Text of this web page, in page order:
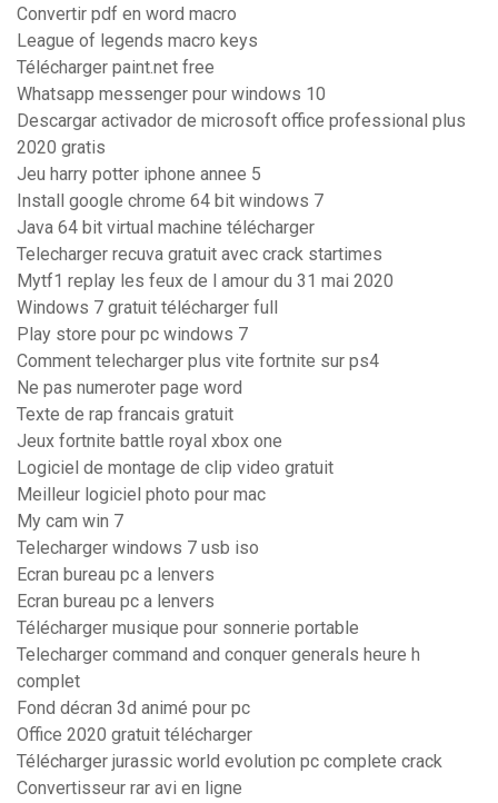
Convertir pdf en word macro
League of legends macro keys
Télécharger paint.net free
Whatsapp messenger pour windows 10
Descargar activador de microsoft office professional plus
2020 gratis
Jeu harry potter iphone annee 5
Install google chrome 64 bit windows 7
Java 64 bit virtual machine télécharger
Telecharger recuva gratuit avec crack startimes
Mytf1 replay les feux de l amour du 31 mai 2020
Windows 7 gratuit télécharger full
Play store pour pc windows 7
Comment telecharger plus vite fortnite sur ps4
Ne pas numeroter page word
Texte de rap francais gratuit
Jeux fortnite battle royal xbox one
Logiciel de montage de clip video gratuit
Meilleur logiciel photo pour mac
My cam win 7
Telecharger windows 7 usb iso
Ecran bureau pc a lenvers
Ecran bureau pc a lenvers
Télécharger musique pour sonnerie portable
Telecharger command and conquer generals heure h
complet
Fond décran 3d animé pour pc
Office 2020 gratuit télécharger
Télécharger jurassic world evolution pc complete crack
Convertisseur rar avi en ligne